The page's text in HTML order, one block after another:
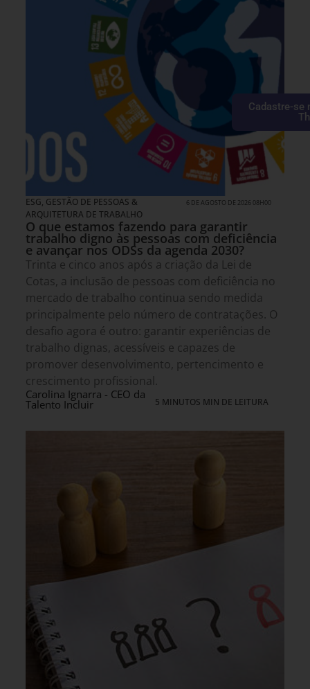
ESG, GESTÃO DE PESSOAS &
ARQUITETURA DE TRABALHO
6 DE AGOSTO DE 2026 08H00
O que estamos fazendo para garantir
trabalho digno às pessoas com deficiência
e avançar nos ODSs da agenda 2030?
Trinta e cinco anos após a criação da Lei de
Cotas, a inclusão de pessoas com deficiência no
mercado de trabalho continua sendo medida
principalmente pelo número de contratações. O
desafio agora é outro: garantir experiências de
trabalho dignas, acessíveis e capazes de
promover desenvolvimento, pertencimento e
crescimento profissional.
Carolina Ignarra - CEO da
Talento Incluir 5 MINUTOS MIN DE LEITURA
Cadastre-se